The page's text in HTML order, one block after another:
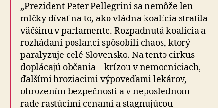
„Prezident Peter Pellegrini sa nemôže len
mlčky dívať na to, ako vládna koalícia stratila
väčšinu v parlamente. Rozpadnutá koalícia a
rozhádaní poslanci spôsobili chaos, ktorý
paralyzuje celé Slovensko. Na tento cirkus
doplácajú občania – krízou v nemocniciach,
ďalšími hroziacimi výpoveďami lekárov,
ohrozením bez­peč­nos­ti a v neposlednom
rade rastúcimi cenami a stag­nu­jú­cou